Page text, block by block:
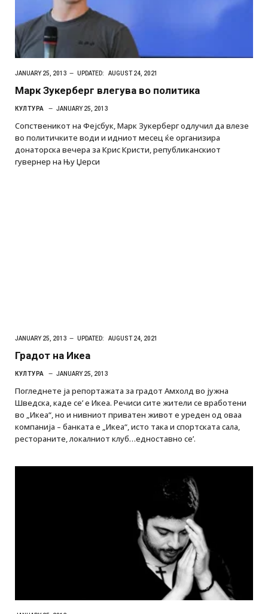
JANUARY 25, 2013 UPDATED: AUGUST 24, 2021
Марк Зукерберг влегува во политика
КУЛТУРА JANUARY 25, 2013
Сопственикот на Фејсбук, Марк Зукерберг одлучил да влезе
во политичките води и идниот месец ќе организира
донаторска вечера за Крис Кристи, републиканскиот
гувернер на Њу Џерси
JANUARY 25, 2013 UPDATED: AUGUST 24, 2021
Градот на Икеа
КУЛТУРА JANUARY 25, 2013
Погледнете ја репортажата за градот Амхолд во јужна
Шведска, каде се’ е Икеа. Речиси сите жители се вработени
во „Икеа“, но и нивниот приватен живот е уреден од оваа
компанија – банката е „Икеа“, исто така и спортската сала,
рестораните, локалниот клуб…едноставно се’.